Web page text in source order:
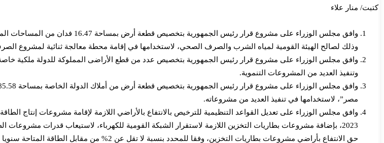
كتبت/ منار علاء
وافق مجلس الوزراء على مشروع قرار
وذلك لصالح الهيئة القومية لمياه الشرب والصرف الصحي، لاستخدامها في إقامة محطة معالجة ثنائية لمشروع
وافق مجلس الوزراء على مشروع قرار رئيس الجمهورية بتخصيص عدد من قطع الأراضى المملوكة للدولة ملكية
وتنفيذ العديد من المشروعات التنموية.
مصر”، لاستخدامها في تنفيذ العديد من مشروعاته.
2023، بإضافة مشروعات بطاريات التخزين اللازمة لاستقرار الشبكة القومية للكهرباء، لاستيعاب قدرات
حق الانتفاع بأراضي مشروعات بطاريات التخزين، وفقا للمحدد بنسبة لا تقل عن 2% من مقابل الطاقة المتاحة سنويا من مشروعات بطاريات التخزين.